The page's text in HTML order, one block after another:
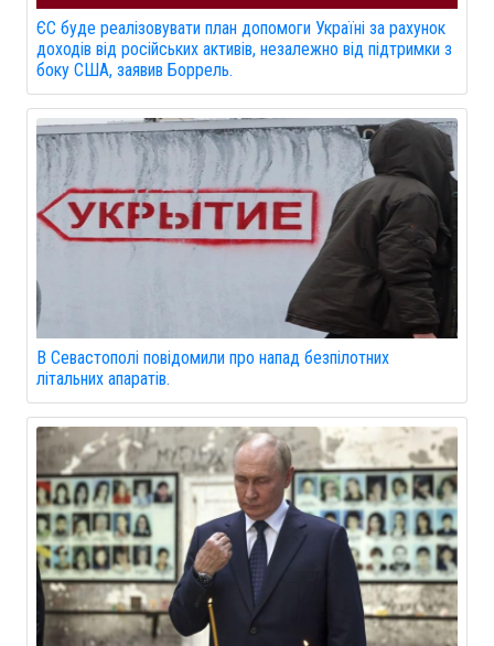
ЄС буде реалізовувати план допомоги Україні за рахунок
доходів від російських активів, незалежно від підтримки з
боку США, заявив Боррель.
В Севастополі повідомили про напад безпілотних
літальних апаратів.